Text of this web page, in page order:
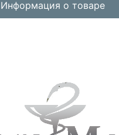
Информация о товаре